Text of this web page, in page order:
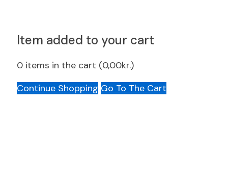
Item added to your cart
0 items in the cart (0,00kr.)
Continue Shopping Go To The Cart